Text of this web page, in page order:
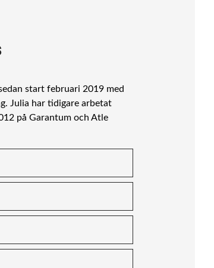
start februari 2019 med
Julia har tidigare arbetat
på Garantum och Atle